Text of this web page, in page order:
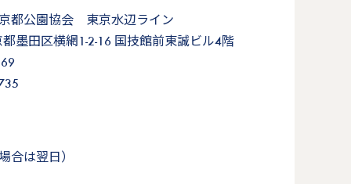
都公園協会 東京水辺ライン
墨田区横網1-2-16 国技館前東誠ビル4階
合は翌日）